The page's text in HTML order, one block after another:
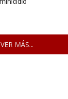
VER MÁS...